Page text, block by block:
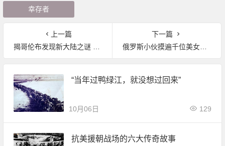
幸存者
上一篇
揭哥伦布发现新大陆之谜 竟不是真的?
下一篇
俄罗斯小伙摸遍千位美女的胸，理由竟然如此充分！
“当年过鸭绿江，就没想过回来”
10月06日 129
抗美援朝战场的六大传奇故事